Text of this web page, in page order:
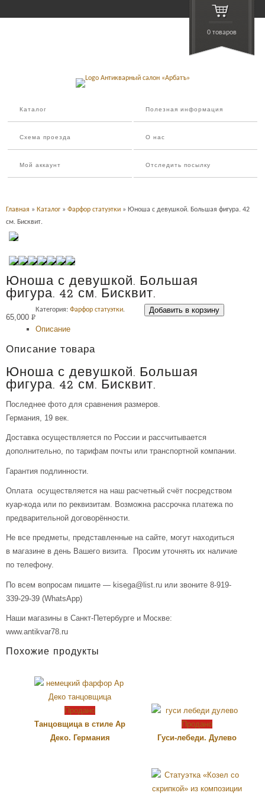
0 товаров
Каталог Полезная информация
Схема проезда О нас
Мой аккаунт Отследить посылку
Главная » Каталог » Фарфор статуэтки » Юноша с девушкой. Большая фигура. 42
см. Бисквит.
Юноша с девушкой. Большая
фигура. 42 см. Бисквит.
65,000 Р
УБ.
Добавить в корзину
Категория: Фарфор статуэтки.
Описание
Описание товара
Юноша с девушкой. Большая
фигура. 42 см. Бисквит.
Последнее фото для сравнения размеров.
Германия, 19 век.
Доставка осуществляется по России и рассчитывается
дополнительно, по тарифам почты или транспортной компании.
Гарантия подлинности.
Оплата осуществляется на наш расчетный счёт посредством
куар-кода или по реквизитам. Возможна рассрочка платежа по
предварительной договорённости.
Не все предметы, представленные на сайте, могут находиться
в магазине в день Вашего визита. Просим уточнять их наличие
по телефону.
По всем вопросам пишите — kisega@list.ru или звоните 8-919-
339-29-39 (WhatsApp)
Наши магазины в Санкт-Петербурге и Москве:
www.antikvar78.ru
Похожие продукты
Продано
Танцовщица в стиле Ар
Деко. Германия
Продано
Гуси-лебеди. Дулево